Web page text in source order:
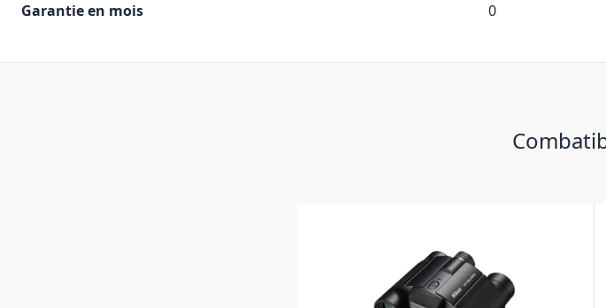
Garantie en mois
0